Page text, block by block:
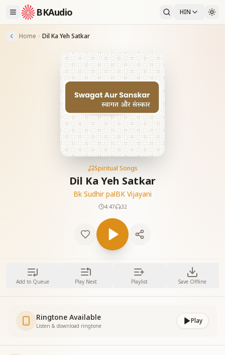
BKAudio HIN
Home Dil Ka Yeh Satkar
Spiritual Songs
Dil Ka Yeh Satkar
Bk Sudhir palBK Vijayani
4:47 32
Add to Queue Play Next Playlist Save Offline
Ringtone Available
Listen & download ringtone
Play